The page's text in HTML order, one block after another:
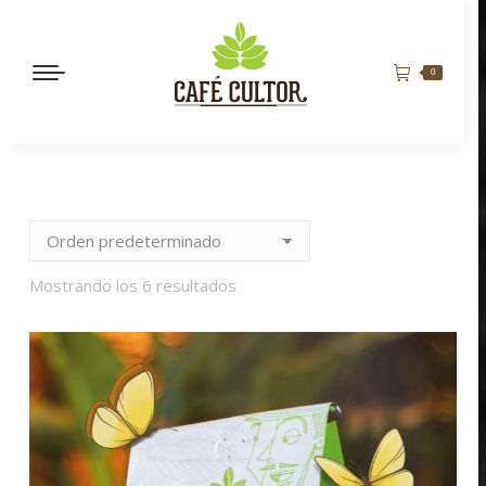
0
Mostrando los 6 resultados
MANDARINA QUEEN GEISHA